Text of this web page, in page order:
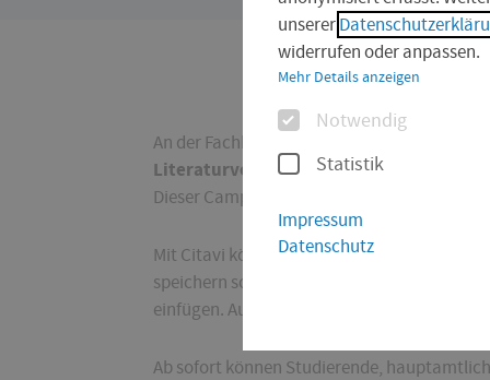
An der Fachhochschule Erfurt besteht eine
Literaturverwaltung und
Dieser Campus-Mietvertrag läuft bis zum
Mit Citavi können Sie schnell und mühelos
speichern sowie Literaturlisten erstellen
einfügen. Auch unser OPAC und
Ab sofort können Studierende,
unserer
widerrufen oder anpassen.
Mehr Details anzeigen
OptionenNotwendig
Statistik
Impressum
Datenschutz